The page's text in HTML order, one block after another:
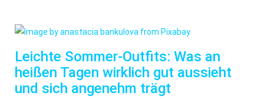
Leichte Sommer-Outfits: Was an
heißen Tagen wirklich gut aussieht
und sich angenehm trägt